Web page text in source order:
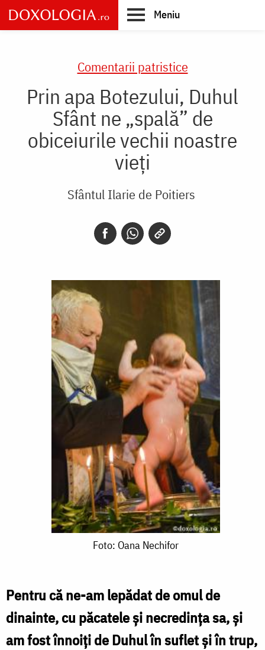
Skip
to
main
Meniu
Comentarii patristice
Prin apa Botezului, Duhul
Sfânt ne „spală” de
obiceiurile vechii noastre
vieți
Sfântul Ilarie de Poitiers
Nechifor
Foto: Oana Nechifor
Pentru că ne-am lepădat de omul de
dinainte, cu păcatele și necredința sa, și
am fost înnoiți de Duhul în suflet și în trup,